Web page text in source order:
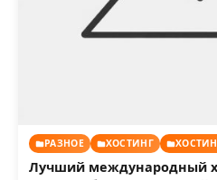
РАЗНОЕ ХОСТИНГ
Лучший международный